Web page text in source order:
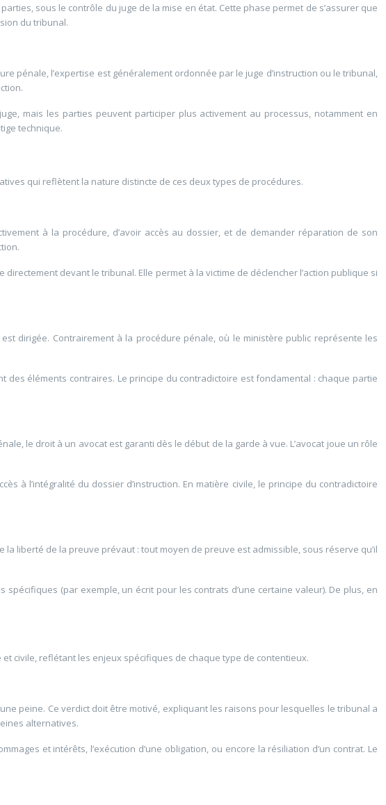
sous le contrôle du juge de la mise en état. Cette phase permet de s’assurer que
du tribunal.
pénale, l’expertise est généralement ordonnée par le juge d’instruction ou le tribunal,
mais les parties peuvent participer plus activement au processus, notamment en
technique.
qui reflètent la nature distincte de ces deux types de procédures.
à la procédure, d’avoir accès au dossier, et de demander réparation de son
devant le tribunal. Elle permet à la victime de déclencher l’action publique si
dirigée. Contrairement à la procédure pénale, où le ministère public représente les
éléments contraires. Le principe du contradictoire est fondamental : chaque partie
le droit à un avocat est garanti dès le début de la garde à vue. L’avocat joue un rôle
à l’intégralité du dossier d’instruction. En matière civile, le principe du contradictoire
liberté de la preuve prévaut : tout moyen de preuve est admissible, sous réserve qu’il
(par exemple, un écrit pour les contrats d’une certaine valeur). De plus, en
civile, reflétant les enjeux spécifiques de chaque type de contentieux.
peine. Ce verdict doit être motivé, expliquant les raisons pour lesquelles le tribunal a
alternatives.
et intérêts, l’exécution d’une obligation, ou encore la résiliation d’un contrat. Le